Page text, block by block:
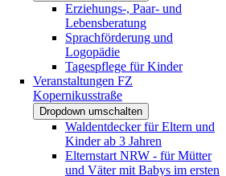
Erziehungs-, Paar- und
Lebensberatung
Sprachförderung und
Logopädie
Tagespflege für Kinder
Veranstaltungen FZ
Kopernikusstraße
Dropdown umschalten
Waldentdecker für Eltern und
Kinder ab 3 Jahren
Elternstart NRW - für Mütter
und Väter mit Babys im ersten